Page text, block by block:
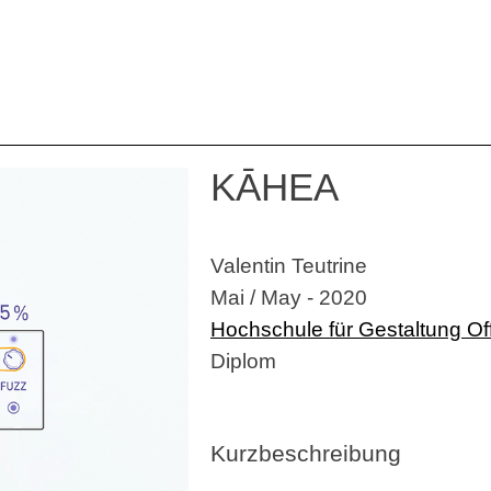
KĀHEA
Valentin Teutrine
Mai / May - 2020
Hochschule für Gestaltung
Diplom
Kurzbeschreibung